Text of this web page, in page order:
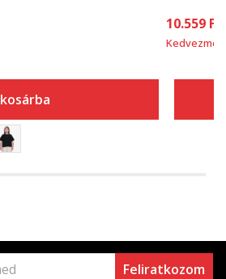
kosárba
10.559 Ft
Feliratkozom